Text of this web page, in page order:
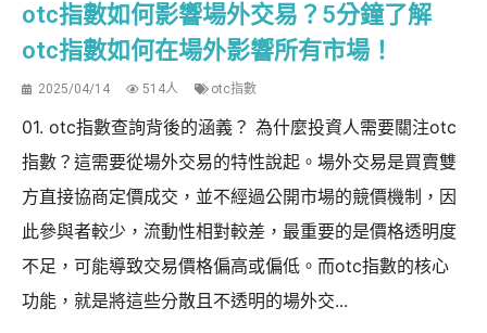
otc指數如何影響場外交易？5分鐘了解
otc指數如何在場外影響所有市場！
2025/04/14 514人 otc指數
01. otc指數查詢背後的涵義？ 為什麼投資人需要關注otc
指數？這需要從場外交易的特性說起。場外交易是買賣雙
方直接協商定價成交，並不經過公開市場的競價機制，因
此參與者較少，流動性相對較差，最重要的是價格透明度
不足，可能導致交易價格偏高或偏低。而otc指數的核心
功能，就是將這些分散且不透明的場外交...